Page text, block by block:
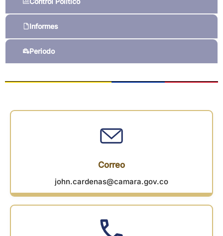
Informes
Periodo
Correo
john.cardenas@camara.gov.co